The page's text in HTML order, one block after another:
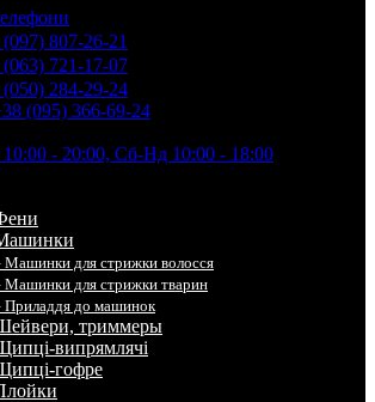
807-26-21
721-17-07
284-29-24
(095) 366-69-24
- 20:00, Сб-Нд 10:00 - 18:00
Машинки для стрижки волосся
Машинки для стрижки тварин
Приладдя до машинок
триммеры
випрямлячі
гофре